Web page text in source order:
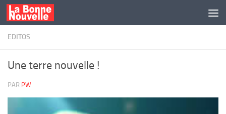
Skip to content
EDITOS
Une terre nouvelle !
PAR PW